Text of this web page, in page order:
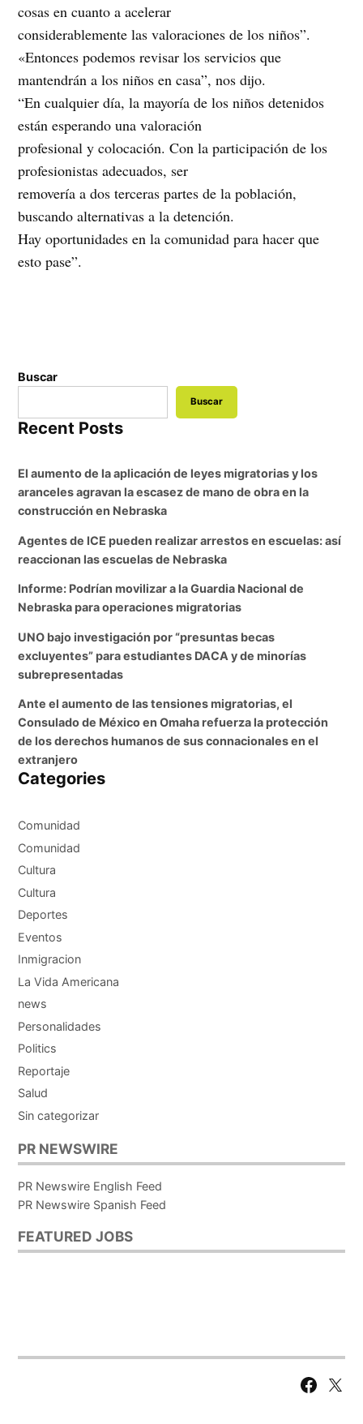
cosas en cuanto a acelerar
considerablemente las valoraciones de los niños”.
«Entonces podemos revisar los servicios que
mantendrán a los niños en casa”, nos dijo.
“En cualquier día, la mayoría de los niños detenidos
están esperando una valoración
profesional y colocación. Con la participación de los
profesionistas adecuados, ser
removería a dos terceras partes de la población,
buscando alternativas a la detención.
Hay oportunidades en la comunidad para hacer que
esto pase”.
Buscar
Buscar
Recent Posts
El aumento de la aplicación de leyes migratorias y los
aranceles agravan la escasez de mano de obra en la
construcción en Nebraska
Agentes de ICE pueden realizar arrestos en escuelas: así
reaccionan las escuelas de Nebraska
Informe: Podrían movilizar a la Guardia Nacional de
Nebraska para operaciones migratorias
UNO bajo investigación por “presuntas becas
excluyentes” para estudiantes DACA y de minorías
subrepresentadas
Ante el aumento de las tensiones migratorias, el
Consulado de México en Omaha refuerza la protección
de los derechos humanos de sus connacionales en el
extranjero
Categories
Comunidad
Comunidad
Cultura
Cultura
Deportes
Eventos
Inmigracion
La Vida Americana
news
Personalidades
Politics
Reportaje
Salud
Sin categorizar
PR NEWSWIRE
PR Newswire English Feed
PR Newswire Spanish Feed
FEATURED JOBS
Facebook
X